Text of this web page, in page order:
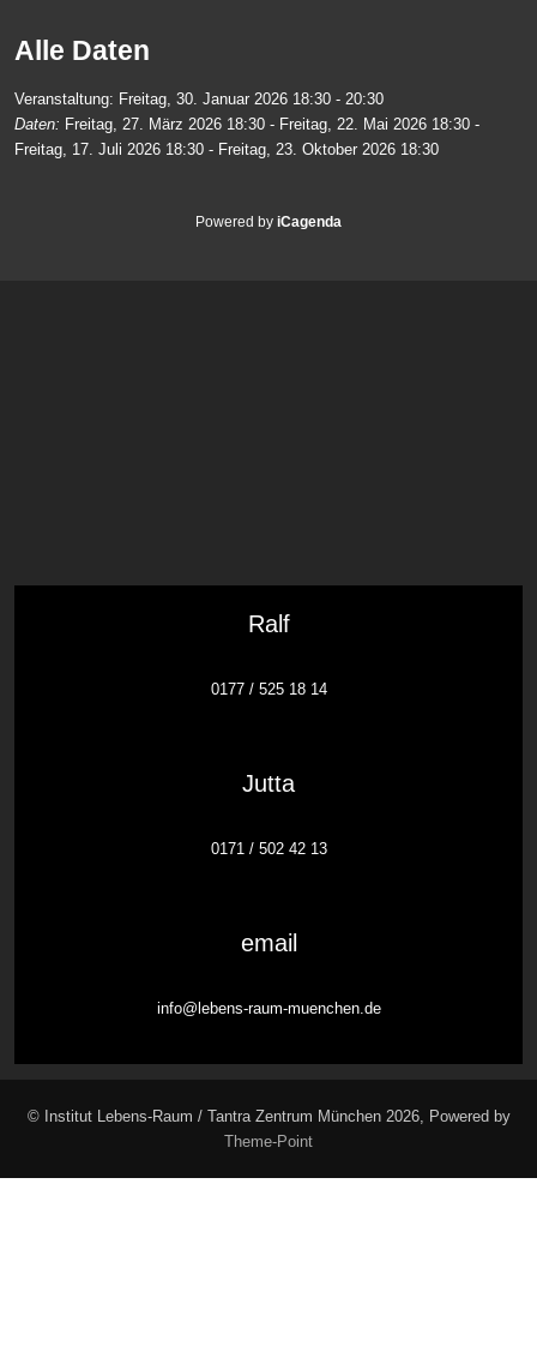
Alle Daten
Veranstaltung: Freitag, 30. Januar 2026 18:30 - 20:30
Daten: Freitag, 27. März 2026 18:30 - Freitag, 22. Mai 2026 18:30 -
Freitag, 17. Juli 2026 18:30 - Freitag, 23. Oktober 2026 18:30
Powered by iCagenda
Ralf
0177 / 525 18 14
Jutta
0171 / 502 42 13
email
info@lebens-raum-muenchen.de
© Institut Lebens-Raum / Tantra Zentrum München 2026, Powered by
Theme-Point